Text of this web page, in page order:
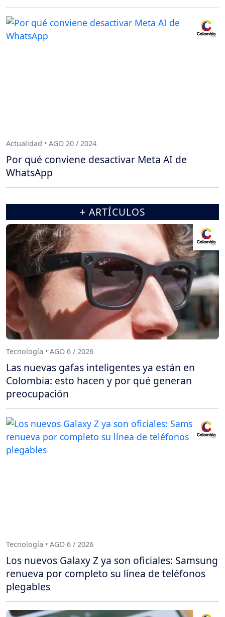
Actualidad • AGO 20 / 2024
Por qué conviene desactivar Meta AI de
WhatsApp
+ ARTÍCULOS
Tecnología • AGO 6 / 2026
Las nuevas gafas inteligentes ya están en
Colombia: esto hacen y por qué generan
preocupación
Tecnología • AGO 6 / 2026
Los nuevos Galaxy Z ya son oficiales: Samsung
renueva por completo su línea de teléfonos
plegables